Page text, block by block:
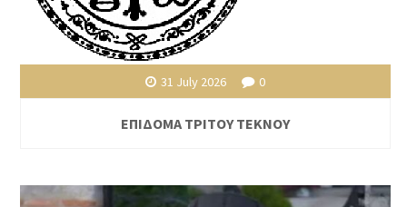
31 July 2026 0
ΕΠΙΔΟΜΑ ΤΡΙΤΟΥ ΤΕΚΝΟΥ